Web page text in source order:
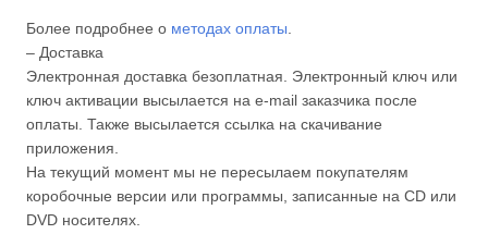
Более подробнее о методах оплаты
– Доставка
Электронная доставка безоплатная. Электронный ключ или
ключ активации высылается на e-mail заказчика после
оплаты. Также высылается ссылка на скачивание
приложения.
На текущий момент мы не пересылаем покупателям
коробочные версии или программы, записанные на CD или
DVD носителях.